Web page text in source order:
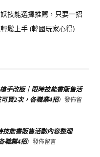
技能選擇推薦，只要一招
鬆上手 (韓國玩家心得)
槍手改版｜限時技能書販售活
買2次，各職業4招〉發佈留
技能書販售活動內容整理
職業4招〉發佈留言